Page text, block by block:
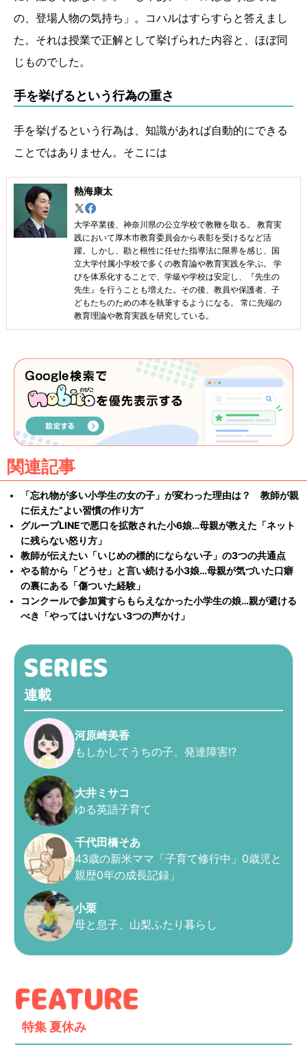
の、登場人物の気持ち」。コハルはすらすらと答えまし
た。それは授業で正解として挙げられた内容と、ほぼ同
じものでした。
手を挙げるという行為の重さ
手を挙げるという行為は、知識があれば自動的にできる
ことではありません。そこには
熱海康太
大学卒業後、神奈川県の公立学校で教鞭を取る。 教育実
践において厚木市教育委員会から表彰を受けるなど活
躍。しかし、勘と根性に任せた指導法に限界を感じ、国
立大学付属小学校で多くの教育論や教育実践を学ぶ。 学
びを体系化することで、学級や学校は安定し、『先生の
先生』を行うことも増えた。その後、教員や保護者、子
どもたちのための本を執筆するようになる。 常に先端の
教育理論や教育実践を研究している。
関連記事
「忘れ物が多い小学生の女の子」が変わった理由は？ 教師が親
に伝えた”よい習慣の作り方”
グループLINEで悪口を拡散された小6娘…母親が教えた「ネット
に残らない怒り方」
教師が伝えたい「いじめの標的にならない子」の3つの共通点
やる前から「どうせ」と言い続ける小3娘…母親が気づいた口癖
の裏にある「傷ついた経験」
コンクールで参加賞すらもらえなかった小学生の娘…親が避ける
べき「やってはいけない3つの声かけ」
連載
河原崎美香
もしかしてうちの子、発達障害!?
大井ミサコ
ゆる英語子育て
千代田橋そあ
43歳の新米ママ「子育て修行中」0歳児と
親歴0年の成長記録」
小栗
母と息子、山梨ふたり暮らし
特集 夏休み